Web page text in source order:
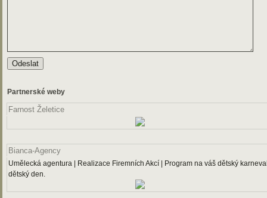
Partnerské weby
Farnost Želetice
Bianca-Agency
Umělecká agentura | Realizace Firemních Akcí | Program na váš dětský
dětský den.